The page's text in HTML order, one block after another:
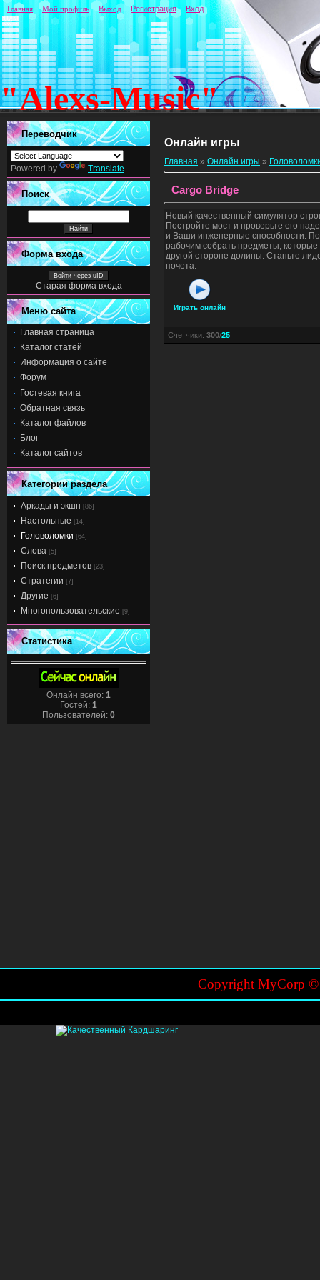
"Alexs-Music"
Главная Мой профиль Выход Регистрация Вход
Переводчик
Powered by Translate
Поиск
Форма входа
Войти через uID
Старая форма входа
Меню сайта
Главная страница
Каталог статей
Информация о сайте
Форум
Гостевая книга
Обратная связь
Каталог файлов
Блог
Каталог сайтов
Категории раздела
Аркады и экшн [86]
Настольные [14]
Головоломки [64]
Слова [5]
Поиск предметов [23]
Стратегии [7]
Другие [6]
Многопользовательские [9]
Статистика
Онлайн всего: 1
Гостей: 1
Пользователей: 0
Онлайн игры
Главная » Онлайн игры »
Cargo Bridge
Новый качественный симулятор
Постройте мост и проверьте его
и Ваши инженерные способности.
рабочим собрать предметы, которые
другой стороне долины. Станьте
почета.
Играть онлайн
Счетчики: 300/25
Copyright MyCorp